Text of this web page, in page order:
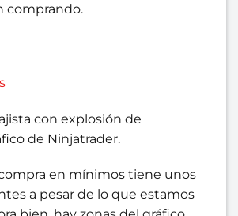
comprando.
con explosión de
de Ninjatrader.
en mínimos tiene unos
a pesar de lo que estamos